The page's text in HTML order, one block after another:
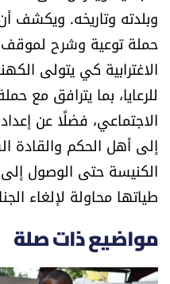
وبلدته وتاريخه. ويكشف
حملة توعية وشرح لموقف
الاغترابية كي يتولى
للرعايا، بما يترافق مع
الاجتماعي، فضلًا عن
إلى أهل الحكم والقادة
الكنيسة حتى الوصول
طياتها محاولة لإلغاء
مواضيع ذات صلة